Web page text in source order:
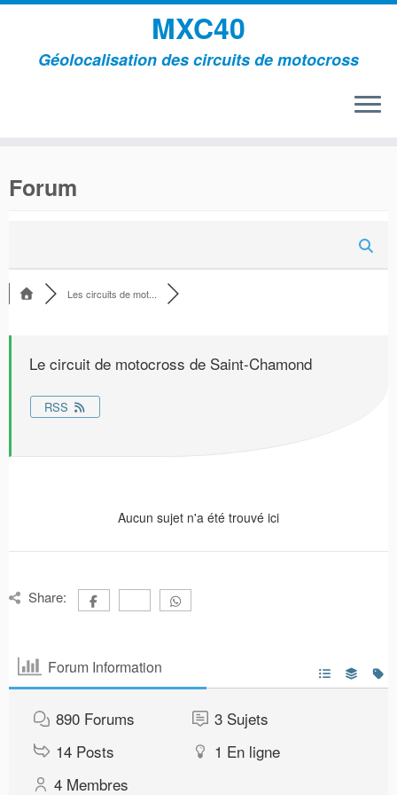
contenu
MXC40
Géolocalisation des circuits de motocross
Forum
Les circuits de mot...
Le circuit de motocross de Saint-Chamond
RSS
Aucun sujet n'a été trouvé ici
Share:
Forum Information
890 Forums 3 Sujets
14 Posts 1 En ligne
4 Membres